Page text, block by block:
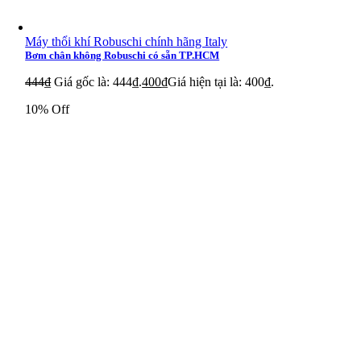
Máy thổi khí Robuschi chính hãng Italy
Bơm chân không Robuschi có sẵn TP.HCM
444₫ Giá gốc là: 444₫.400₫Giá hiện tại là: 400₫.
10% Off